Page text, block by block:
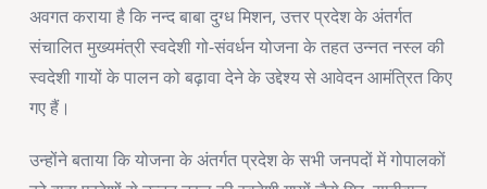
अवगत कराया है कि नन्द बाबा दुग्ध मिशन, उत्तर प्रदेश के अंतर्गत
संचालित मुख्यमंत्री स्वदेशी गो-संवर्धन योजना के तहत उन्नत नस्ल की
स्वदेशी गायों के पालन को बढ़ावा देने के उद्देश्य से आवेदन आमंत्रित किए
गए हैं।
उन्होंने बताया कि योजना के अंतर्गत प्रदेश के सभी जनपदों में गोपालकों